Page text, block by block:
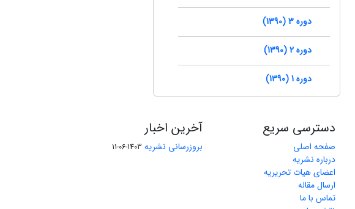
دوره 3 (1390)
دوره 2 (1390)
دوره 1 (1390)
دسترسی سریع
صفحه اصلی
درباره نشریه
اعضای هیات تحریریه
ارسال مقاله
تماس با ما
آخرین اخبار
بروزرسانی نشریه 1403-06-11